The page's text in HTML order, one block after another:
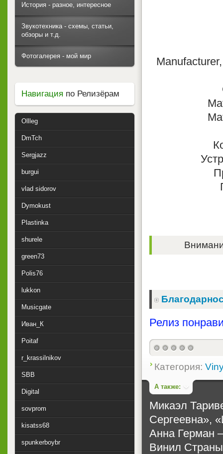
Релиз
Категория:
А также:
Микаэл
Сергеевна»,
Анна Герман
Винил
История - разное, интересное
Звукотехника - схемы, статьи,
обзоры и т.д.
Фотогалерея - мой мир
Навигация по Релизёрам
Ollleg
DmTch
Sergjazz
burgui
vlad sidorov
Dymokust
Plastinka
shurele
green73
Polis76
lukkon
Musicgate
Иван_К
Poitaf
r_krassilnikov
SBB
Digital
sovprom
kisatss68
spunkerboybr